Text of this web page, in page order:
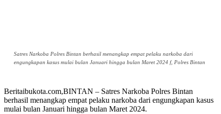
Satres Narkoba Polres Bintan berhasil menangkap empat pelaku narkoba dari
engungkapan kasus mulai bulan Januari hingga bulan Maret 2024 f, Polres Bintan
Beritaibukota.com,BINTAN – Satres Narkoba Polres Bintan
berhasil menangkap empat pelaku narkoba dari engungkapan kasus
mulai bulan Januari hingga bulan Maret 2024.